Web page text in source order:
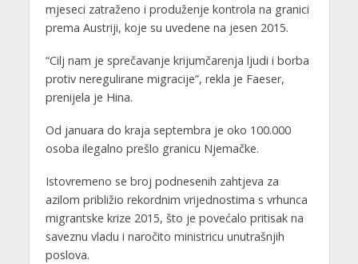
mjeseci zatraženo i produženje kontrola na granici
prema Austriji, koje su uvedene na jesen 2015.
“Cilj nam je sprečavanje krijumčarenja ljudi i borba
protiv neregulirane migracije”, rekla je Faeser,
prenijela je Hina.
Od januara do kraja septembra je oko 100.000
osoba ilegalno prešlo granicu Njemačke.
Istovremeno se broj podnesenih zahtjeva za
azilom približio rekordnim vrijednostima s vrhunca
migrantske krize 2015, što je povećalo pritisak na
saveznu vladu i naročito ministricu unutrašnjih
poslova.